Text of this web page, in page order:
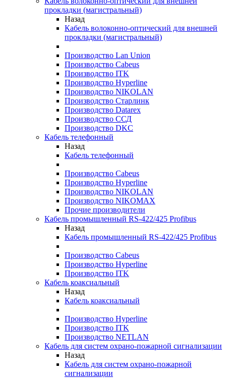
прокладки (магистральный)
Назад
Кабель волоконно-оптический для внешней
прокладки (магистральный)
Производство Lan Union
Производство Cabeus
Производство ITK
Производство Hyperline
Производство NIKOLAN
Производство Старлинк
Производство Datarex
Производство ССД
Производство DKC
Кабель телефонный
Назад
Кабель телефонный
Производство Cabeus
Производство Hyperline
Производство NIKOLAN
Производство NIKOMAX
Прочие производители
Кабель промышленный RS-422/425 Profibus
Назад
Кабель промышленный RS-422/425 Profibus
Производство Cabeus
Производство Hyperline
Производство ITK
Кабель коаксиальный
Назад
Кабель коаксиальный
Производство Hyperline
Производство ITK
Производство NETLAN
Кабель для систем охрано-пожарной сигнализации
Назад
Кабель для систем охрано-пожарной
сигнализации